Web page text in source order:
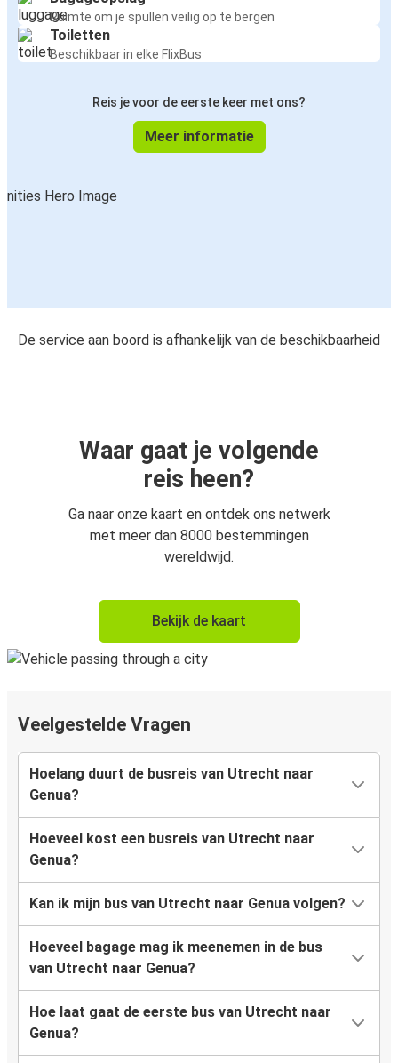
Ruimte om je spullen veilig op te bergen
Toiletten
Beschikbaar in elke FlixBus
Reis je voor de eerste keer met ons?
Meer informatie
De service aan boord is afhankelijk van de beschikbaarheid
Waar gaat je volgende
reis heen?
Ga naar onze kaart en ontdek ons netwerk
met meer dan 8000 bestemmingen
wereldwijd.
Bekijk de kaart
Veelgestelde Vragen
Hoelang duurt de busreis van Utrecht naar
Genua?
Hoeveel kost een busreis van Utrecht naar
Genua?
Kan ik mijn bus van Utrecht naar Genua volgen?
Hoeveel bagage mag ik meenemen in de bus
van Utrecht naar Genua?
Hoe laat gaat de eerste bus van Utrecht naar
Genua?